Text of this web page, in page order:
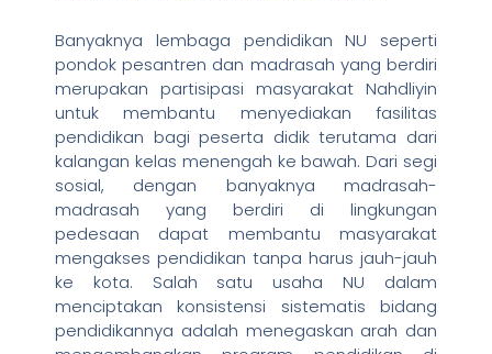
Banyaknya lembaga pendidikan NU seperti
pondok pesantren dan madrasah yang berdiri
merupakan partisipasi masyarakat Nahdliyin
untuk membantu menyediakan fasilitas
pendidikan bagi peserta didik terutama dari
kalangan kelas menengah ke bawah. Dari segi
sosial, dengan banyaknya madrasah-
madrasah yang berdiri di lingkungan
pedesaan dapat membantu masyarakat
mengakses pendidikan tanpa harus jauh-jauh
ke kota. Salah satu usaha NU dalam
menciptakan konsistensi sistematis bidang
pendidikannya adalah menegaskan arah dan